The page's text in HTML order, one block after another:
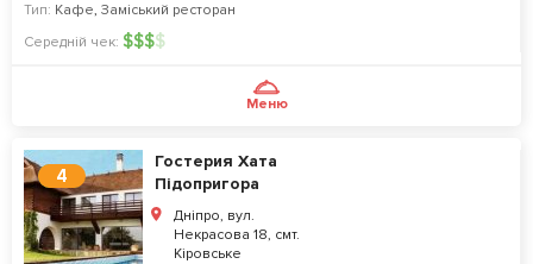
Тип: Кафе, Заміський ресторан
Середній чек: $$$$
Меню
4
Гостерия Хата
Пiдопригора
Дніпро, вул.
Некрасова 18, смт.
Кіровське